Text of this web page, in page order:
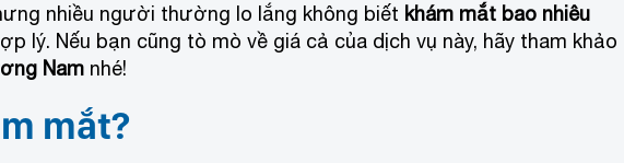
nhiều người thường lo lắng không biết khám mắt bao nhiêu
lý. Nếu bạn cũng tò mò về giá cả của dịch vụ này, hãy tham khảo
Nam nhé!
mắt?